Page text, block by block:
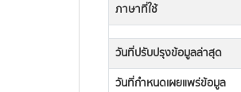
ภาษาที่ใช้
วันที่ปรับปรุงข้อมูลล่าสุด
วันที่กำหนดเผยแพร่ข้อมูล